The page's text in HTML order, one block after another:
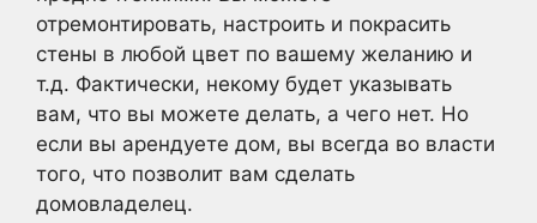
отремонтировать, настроить и покрасить
стены в любой цвет по вашему желанию и
т.д. Фактически, некому будет указывать
вам, что вы можете делать, а чего нет. Но
если вы арендуете дом, вы всегда во власти
того, что позволит вам сделать
домовладелец.